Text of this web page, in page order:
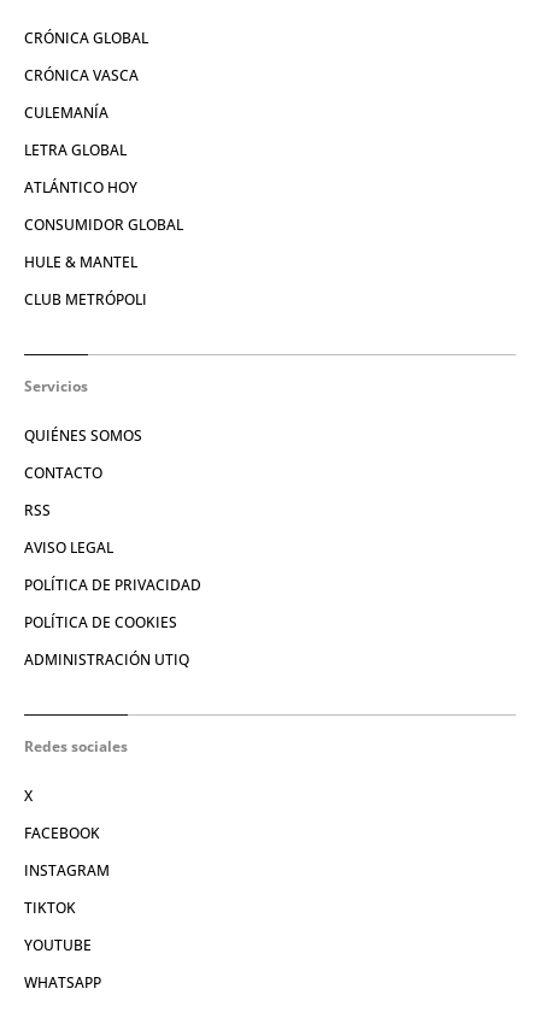
CRÓNICA GLOBAL
CRÓNICA VASCA
CULEMANÍA
LETRA GLOBAL
ATLÁNTICO HOY
CONSUMIDOR GLOBAL
HULE & MANTEL
CLUB METRÓPOLI
Servicios
QUIÉNES SOMOS
CONTACTO
RSS
AVISO LEGAL
POLÍTICA DE PRIVACIDAD
POLÍTICA DE COOKIES
ADMINISTRACIÓN UTIQ
Redes sociales
X
FACEBOOK
INSTAGRAM
TIKTOK
YOUTUBE
WHATSAPP